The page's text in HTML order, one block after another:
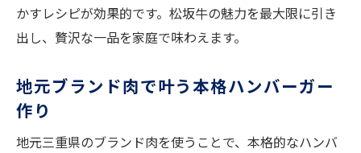
かすレシピが効果的です。松坂牛の魅力を最大限に引き
出し、贅沢な一品を家庭で味わえます。
地元ブランド肉で叶う本格ハンバーガー
作り
地元三重県のブランド肉を使うことで、本格的なハンバ